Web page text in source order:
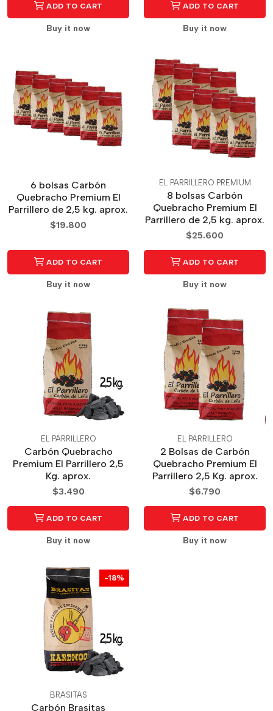
ADD TO CART
Buy it now
ADD TO CART
Buy it now
6 bolsas Carbón
Quebracho Premium El
Parrillero de 2,5 kg. aprox.
$19.800
ADD TO CART
Buy it now
EL PARRILLERO PREMIUM
8 bolsas Carbón
Quebracho Premium El
Parrillero de 2,5 kg. aprox.
$25.600
ADD TO CART
Buy it now
EL PARRILLERO
Carbón Quebracho
Premium El Parrillero 2,5
Kg. aprox.
$3.490
ADD TO CART
Buy it now
EL PARRILLERO
2 Bolsas de Carbón
Quebracho Premium El
Parrillero 2,5 Kg. aprox.
$6.790
ADD TO CART
Buy it now
-18%
BRASITAS
Carbón Brasitas